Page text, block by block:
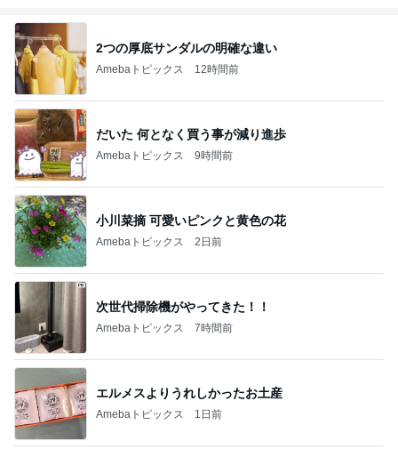
2つの厚底サンダルの明確な違い
Amebaトピックス 12時間前
だいた 何となく買う事が減り進歩
Amebaトピックス 9時間前
小川菜摘 可愛いピンクと黄色の花
Amebaトピックス 2日前
次世代掃除機がやってきた！！
Amebaトピックス 7時間前
エルメスよりうれしかったお土産
Amebaトピックス 1日前